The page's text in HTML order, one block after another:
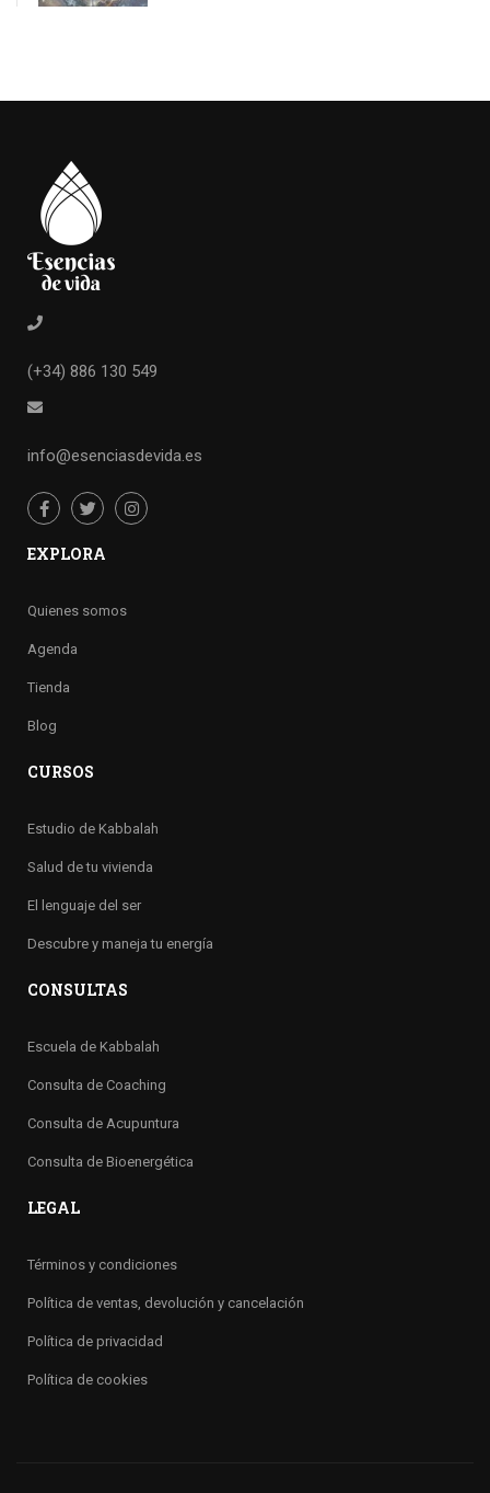
(+34) 886 130 549
info@esenciasdevida.es
EXPLORA
Quienes somos
Agenda
Tienda
Blog
CURSOS
Estudio de Kabbalah
Salud de tu vivienda
El lenguaje del ser
Descubre y maneja tu energía
CONSULTAS
Escuela de Kabbalah
Consulta de Coaching
Consulta de Acupuntura
Consulta de Bioenergética
LEGAL
Términos y condiciones
Política de ventas, devolución y cancelación
Política de privacidad
Política de cookies